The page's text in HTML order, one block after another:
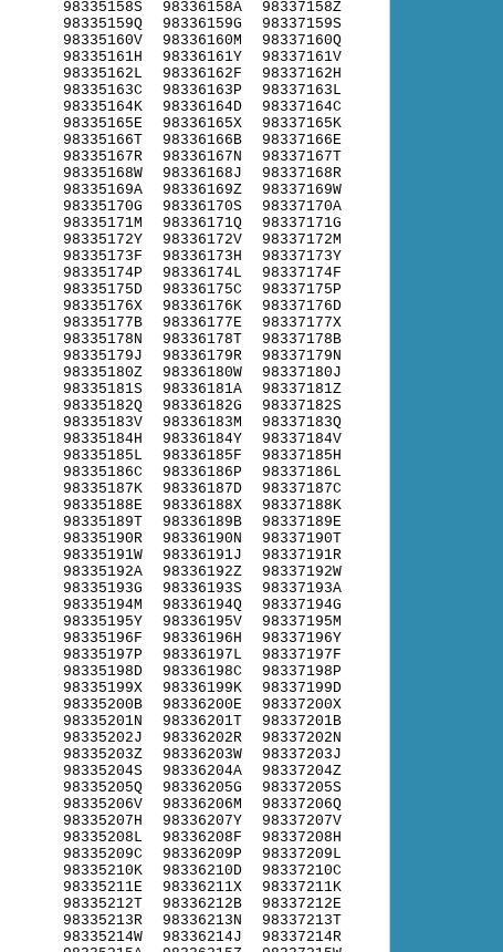
98335158S
98335159Q
98335160V
98335161H
98335162L
98335163C
98335164K
98335165E
98335166T
98335167R
98335168W
98335169A
98335170G
98335171M
98335172Y
98335173F
98335174P
98335175D
98335176X
98335177B
98335178N
98335179J
98335180Z
98335181S
98335182Q
98335183V
98335184H
98335185L
98335186C
98335187K
98335188E
98335189T
98335190R
98335191W
98335192A
98335193G
98335194M
98335195Y
98335196F
98335197P
98335198D
98335199X
98335200B
98335201N
98335202J
98335203Z
98335204S
98335205Q
98335206V
98335207H
98335208L
98335209C
98335210K
98335211E
98335212T
98335213R
98335214W
98336158A
98336159G
98336160M
98336161Y
98336162F
98336163P
98336164D
98336165X
98336166B
98336167N
98336168J
98336169Z
98336170S
98336171Q
98336172V
98336173H
98336174L
98336175C
98336176K
98336177E
98336178T
98336179R
98336180W
98336181A
98336182G
98336183M
98336184Y
98336185F
98336186P
98336187D
98336188X
98336189B
98336190N
98336191J
98336192Z
98336193S
98336194Q
98336195V
98336196H
98336197L
98336198C
98336199K
98336200E
98336201T
98336202R
98336203W
98336204A
98336205G
98336206M
98336207Y
98336208F
98336209P
98336210D
98336211X
98336212B
98336213N
98336214J
98337158Z
98337159S
98337160Q
98337161V
98337162H
98337163L
98337164C
98337165K
98337166E
98337167T
98337168R
98337169W
98337170A
98337171G
98337172M
98337173Y
98337174F
98337175P
98337176D
98337177X
98337178B
98337179N
98337180J
98337181Z
98337182S
98337183Q
98337184V
98337185H
98337186L
98337187C
98337188K
98337189E
98337190T
98337191R
98337192W
98337193A
98337194G
98337195M
98337196Y
98337197F
98337198P
98337199D
98337200X
98337201B
98337202N
98337203J
98337204Z
98337205S
98337206Q
98337207V
98337208H
98337209L
98337210C
98337211K
98337212E
98337213T
98337214R